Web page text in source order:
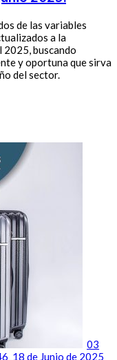
de las variables
a la
2025, buscando
y oportuna que sirva
del sector.
03
de Junio de 2025